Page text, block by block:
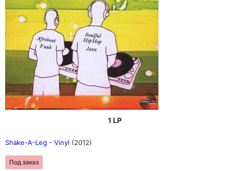
1 LP
Shake-A-Leg - Vinyl (2012)
Под заказ